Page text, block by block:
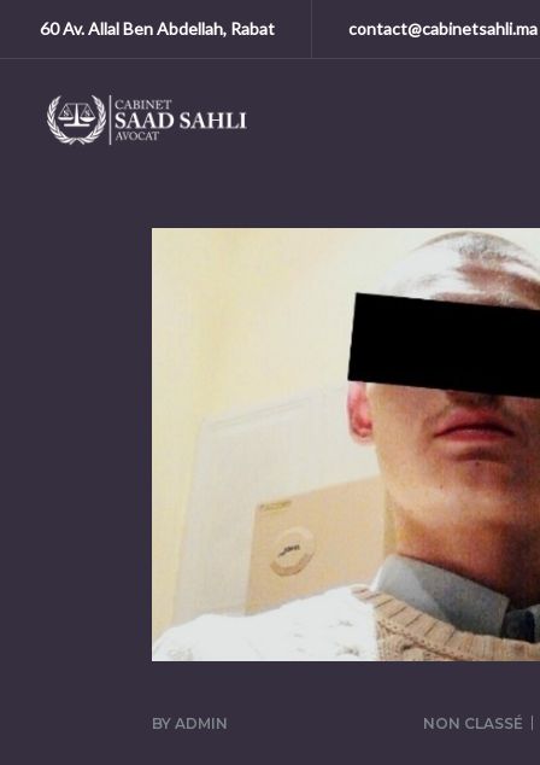
60 Av. Allal Ben Abdellah, Rabat contact@cabinetsahli.ma
BY ADMIN NON CLASSÉ